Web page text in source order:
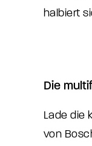
halbiert
Die
Lade die
von